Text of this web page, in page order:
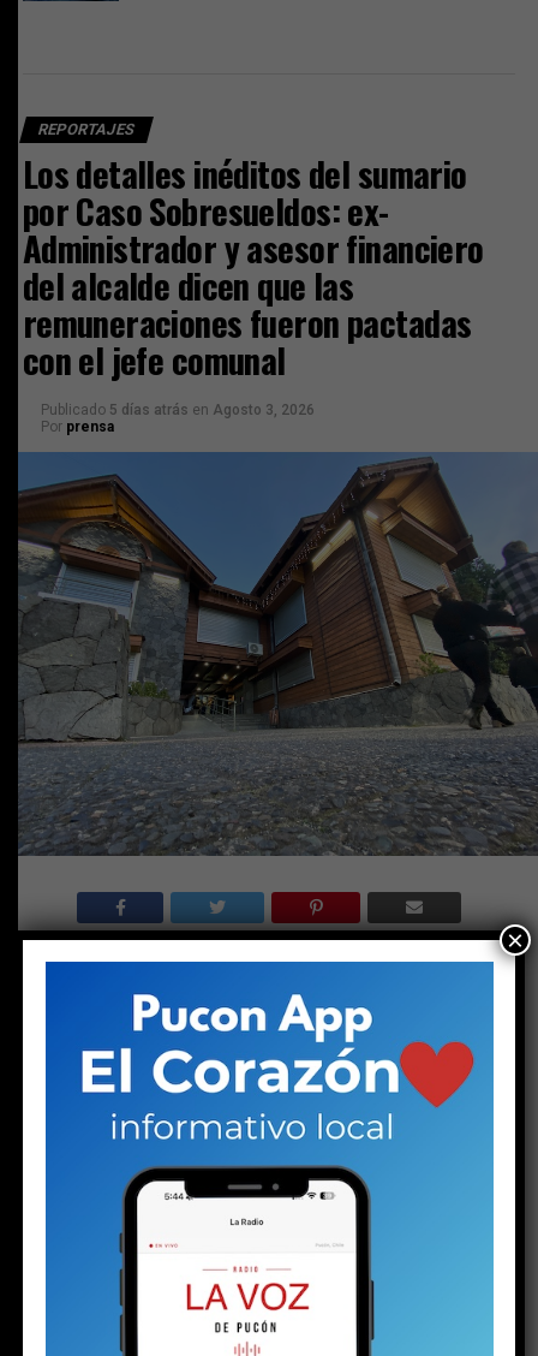
REPORTAJES
Los detalles inéditos del sumario
por Caso Sobresueldos: ex-
Administrador y asesor financiero
del alcalde dicen que las
remuneraciones fueron pactadas
con el jefe comunal
Publicado 5 días atrás en Agosto 3, 2026
Por prensa
sostienen, de acuerdo con la denominada
“vista fiscal” redactada por la investigadora
del caso, que Sebastián Álvarez conocía los
montos de las remuneraciones consideradas
por la propia Contraloría como
concedida en marzo, el líder del aparato
cifras con el primer informe del organismo
contralor.
(Apoya el periodismo local e independiente
haciéndote socio de La Voz de Pucón)
×